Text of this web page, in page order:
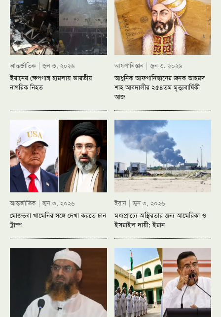
আন্তর্জাতিক জুন ৩, ২০২৬
ইরানের ক্ষেপণাস্ত্র হামলায় ভারতীয়
নাগরিক নিহত
আফগানিস্তান জুন ৩, ২০২৬
আধুনিক আফগানিস্তানের জনক আহমদ
শাহ আবদালীর ২৫৪তম মৃত্যুবার্ষিকী
আজ
আন্তর্জাতিক জুন ৩, ২০২৬
মোজতবা খামেনির সঙ্গে দেখা করতে চান
ট্রাম্প
ইরান জুন ৩, ২০২৬
মধ্যপ্রাচ্যে অস্থিরতার জন্য আমেরিকা ও
ইসরাইল দায়ী: ইরান